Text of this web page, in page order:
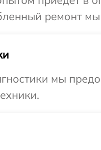
ремонт
мы